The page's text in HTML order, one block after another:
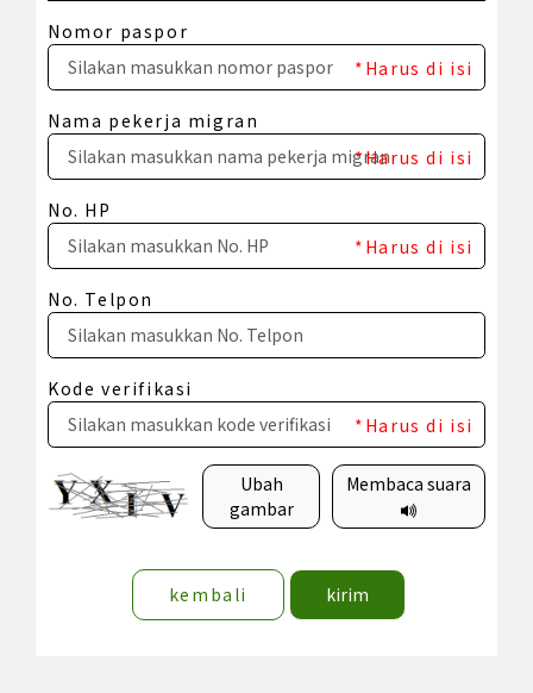
Nomor paspor
*Harus di isi
Nama pekerja migran
*Harus di isi
No. HP
*Harus di isi
No. Telpon
Kode verifikasi
*Harus di isi
Ubah
gambar
Membaca suara
kembali kirim